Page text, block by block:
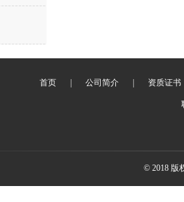
首页 公司简介 资质证书
© 2018 版